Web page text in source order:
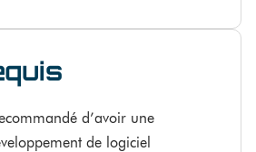
d’avoir une
de logiciel